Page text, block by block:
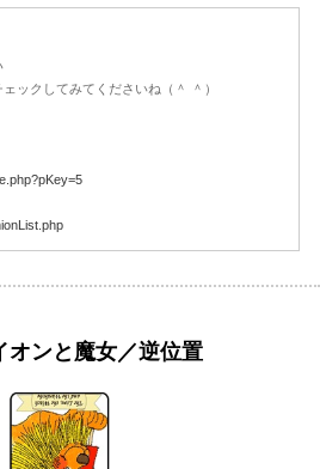
ックしてみてくださいね（＾ ＾）
ンと魔女／逆位置